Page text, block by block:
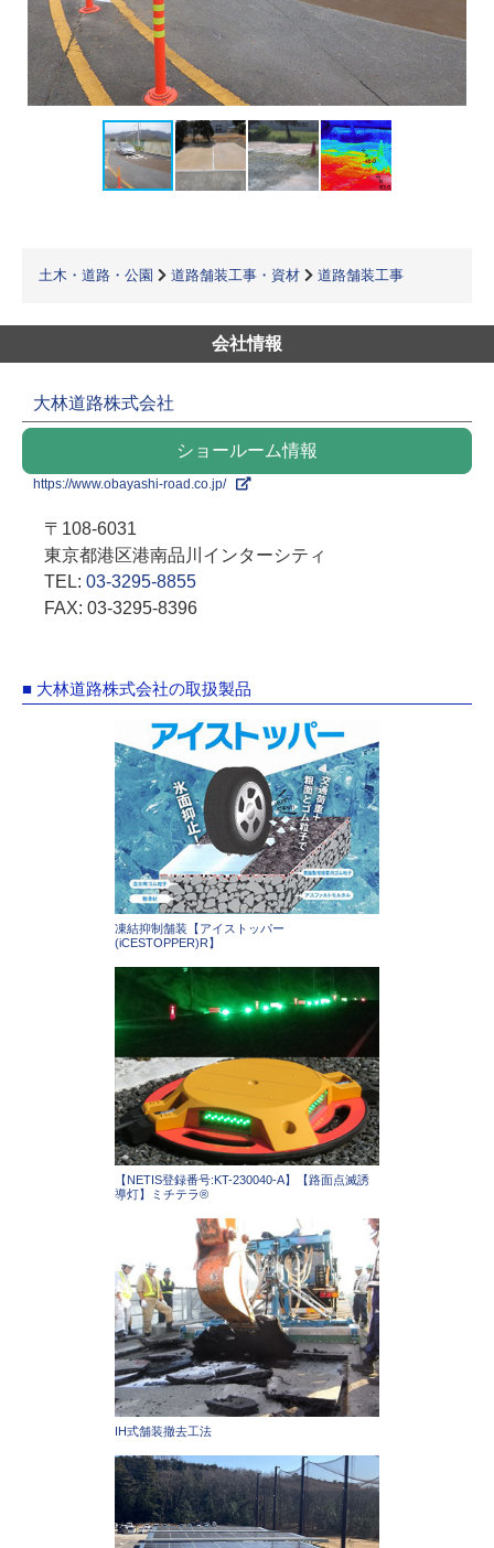
土木・道路・公園 道路舗装工事・資材 道路舗装工事
会社情報
大林道路株式会社
ショールーム情報
https://www.obayashi-road.co.jp/
〒108-6031
東京都港区港南品川インターシティ
TEL: 03-3295-8855
FAX: 03-3295-8396
■ 大林道路株式会社の取扱製品
凍結抑制舗装【アイストッパー
(iCESTOPPER)R】
【NETIS登録番号:KT-230040-A】【路面点滅誘
導灯】ミチテラ®
IH式舗装撤去工法